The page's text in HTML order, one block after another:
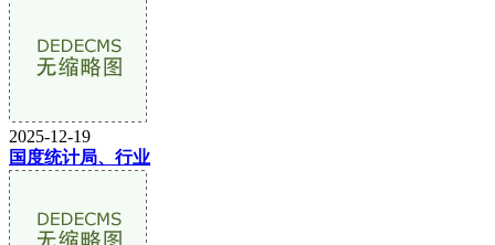
2025-12-19
国度统计局、行业